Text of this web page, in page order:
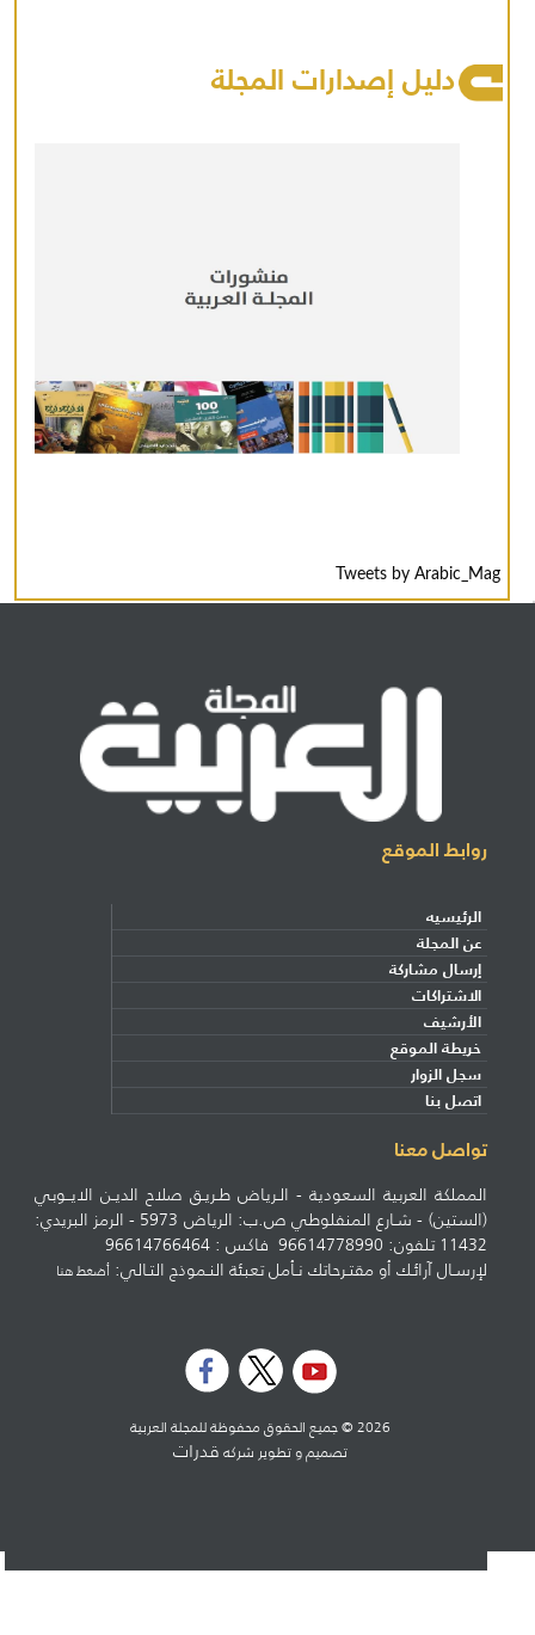
دليل إصدارات المجلة
Tweets by Arabic_Mag
روابط الموقع
الرئيسيه
عن المجلة
إرسال مشاركة
الاشتراكات
الأرشيف
خريطة الموقع
سجل الزوار
اتصل بنا
تواصل معنا
المملكة العربية السعودية - الـرياض طـريـق صلاح الديـن الايــوبي
(الستين) - شـارع المنفلوطي ص.ب: الرياض 5973 - الرمز البريدي:
11432 تلفون: 96614778990 فاكس : 96614766464
لإرسـال آرائـك أو مقتـرحاتك نـأمل تعبئة النـموذج التـالي:أضغط هنا
2026 © جميع الحقوق محفوظة للمجلة العربية
تصميم و تطوير شركهقدرات